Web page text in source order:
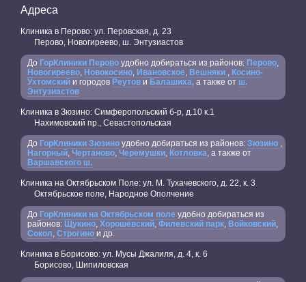
Адреса
Клиника в Перово: ул. Перовская, д. 23
Перово, Новогиреево, ш. Энтузиастов
До ГорКлиники Перово удобно добираться из районов: Перово,
Новогиреево, Новокосино, Ивановское, Вешняки , Косино-
Ухтомский и городов Реутов и Балашиха, а также от ш.
Энтузиастов
Клиника в Зюзино: Симферопольский б-р, д.10 к.1
Нахимовский пр., Севастопольская
До ГорКлиники Зюзино удобно добираться из районов: Зюзино ,
Нагорный, Чертаново, Черемушки, Котловка, а также от
Варшавского ш.
Клиника на Октябрьском Поле: ул. М. Тухачевского, д. 22, к. 3
Октябрьское поле, Народное Ополчение
До ГорКлиники на Октябрьском поле удобно добираться из
районов: Щукино, Хорошёвский, Филевский парк, Войковский,
Сокол, Строгино и др.
Клиника в Борисово: ул. Мусы Джалиля, д. 4, к. 6
Борисово, Шипиловская